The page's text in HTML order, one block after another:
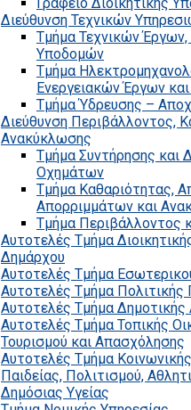
Διεύθυνση Τεχνικών
Τμήμα Τεχνικών Έργων,
Υποδομών
Τμήμα
Ενεργειακών Έργων
Τμήμα Ύδρευσης –
Διεύθυνση Περιβάλλοντος,
Ανακύκλωσης
Τμήμα Συντήρησης και
Οχημάτων
Τμήμα Καθαριότητας,
Απορριμμάτων και
Τμήμα Περιβάλλοντος
Αυτοτελές Τμήμα
Δημάρχου
Αυτοτελές Τμήμα
Αυτοτελές Τμήμα Πολιτικής
Αυτοτελές Τμήμα Δημοτικής
Αυτοτελές Τμήμα Τοπικής
Τουρισμού και Απασχόλησης
Αυτοτελές Τμήμα
Παιδείας, Πολιτισμού,
Δημόσιας Υγείας